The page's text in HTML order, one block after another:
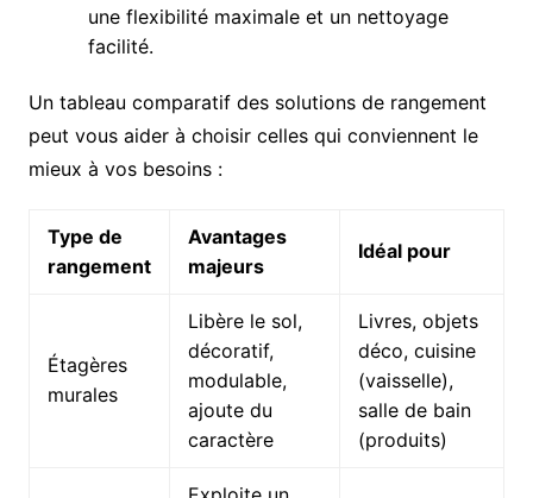
une flexibilité maximale et un nettoyage
facilité.
Un tableau comparatif des solutions de rangement
peut vous aider à choisir celles qui conviennent le
mieux à vos besoins :
Type de
rangement
Avantages
majeurs
Idéal pour
Étagères
murales
Libère le sol,
décoratif,
modulable,
ajoute du
caractère
Livres, objets
déco, cuisine
(vaisselle),
salle de bain
(produits)